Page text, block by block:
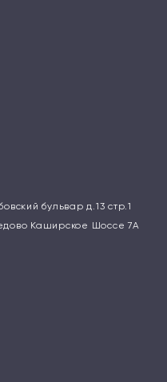
бульвар д.13 стр.1
Каширское Шоссе 7А